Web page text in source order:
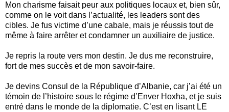
Mon charisme faisait peur aux politiques locaux et, bien sûr,
comme on le voit dans l’actualité, les leaders sont des
cibles. Je fus victime d’une cabale, mais je réussis tout de
même à faire arrêter et condamner un auxiliaire de justice.
Je repris la route vers mon destin. Je dus me reconstruire,
fort de mes succès et de mon savoir-faire.
Je devins Consul de la République d’Albanie, car j’ai été un
témoin de l’histoire sous le régime d’Enver Hoxha, et je suis
entré dans le monde de la diplomatie. C’est en lisant LE